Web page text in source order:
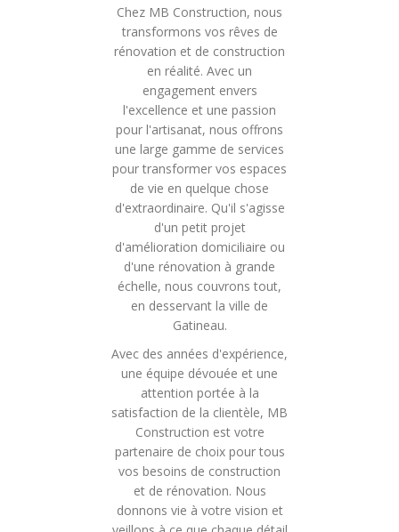
Chez MB Construction, nous
transformons vos rêves de
rénovation et de construction
en réalité. Avec un
engagement envers
l'excellence et une passion
pour l'artisanat, nous offrons
une large gamme de services
pour transformer vos espaces
de vie en quelque chose
d'extraordinaire. Qu'il s'agisse
d'un petit projet
d'amélioration domiciliaire ou
d'une rénovation à grande
échelle, nous couvrons tout,
en desservant la ville de
Gatineau.
Avec des années d'expérience,
une équipe dévouée et une
attention portée à la
satisfaction de la clientèle, MB
Construction est votre
partenaire de choix pour tous
vos besoins de construction
et de rénovation. Nous
donnons vie à votre vision et